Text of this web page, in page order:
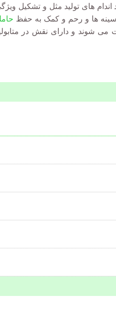
های تولید مثل و تشکیل
سینه ها و رحم و کمک به حفظ
می شوند و دارای نقش در